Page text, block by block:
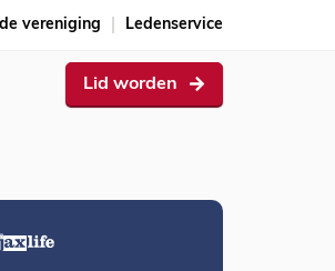
vereniging Ledenservice
Lid worden